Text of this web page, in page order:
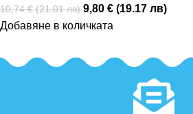
10,74 € (21.01 лв) 9,80 € (19.17 лв)
Добавяне в количката